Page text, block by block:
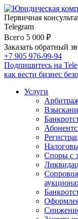
Первичная
Telegram
Всего 5 000 ₽
Заказать обратный
+7 905 976-99-94
Подпишитесь на
как вести бизнес
Услуги
Споры с